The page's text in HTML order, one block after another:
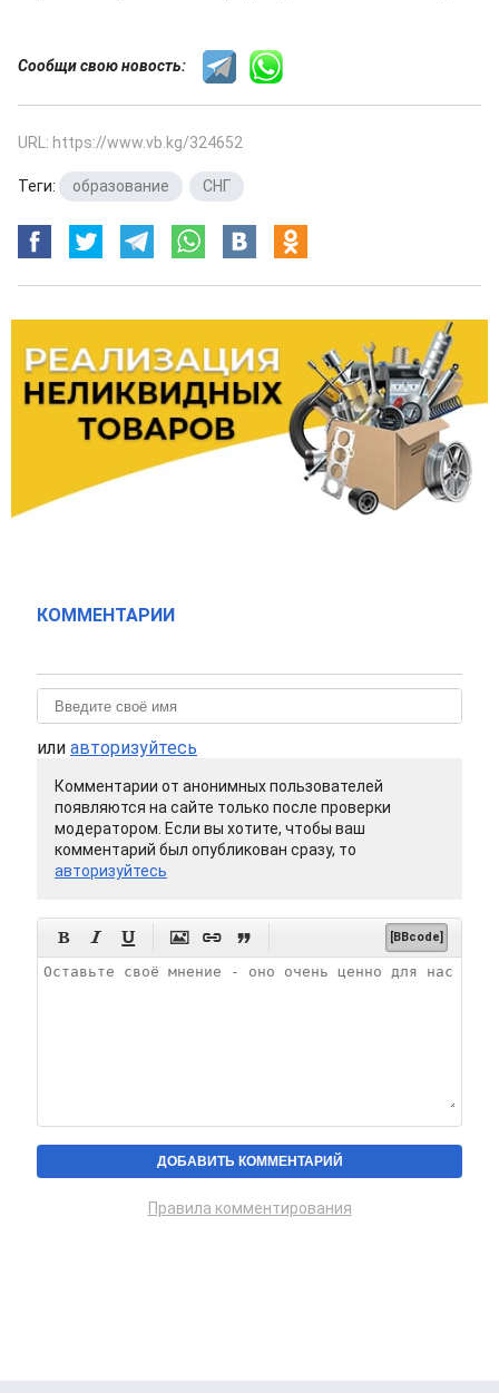
Сообщи свою новость:
URL: https://www.vb.kg/324652
Теги: образование СНГ
КОММЕНТАРИИ
или авторизуйтесь
Комментарии от анонимных пользователей
появляются на сайте только после проверки
модератором. Если вы хотите, чтобы ваш
комментарий был опубликован сразу, то
авторизуйтесь
      [BBcode]
Правила комментирования